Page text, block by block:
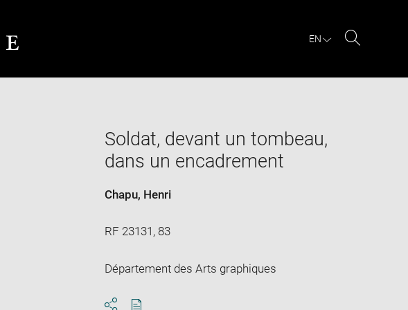
EN
Soldat, devant un tombeau,
dans un encadrement
Chapu, Henri
RF 23131, 83
Département des Arts graphiques